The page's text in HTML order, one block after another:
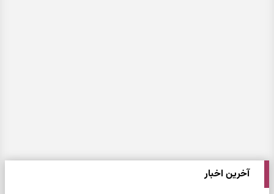
آخرین اخبار